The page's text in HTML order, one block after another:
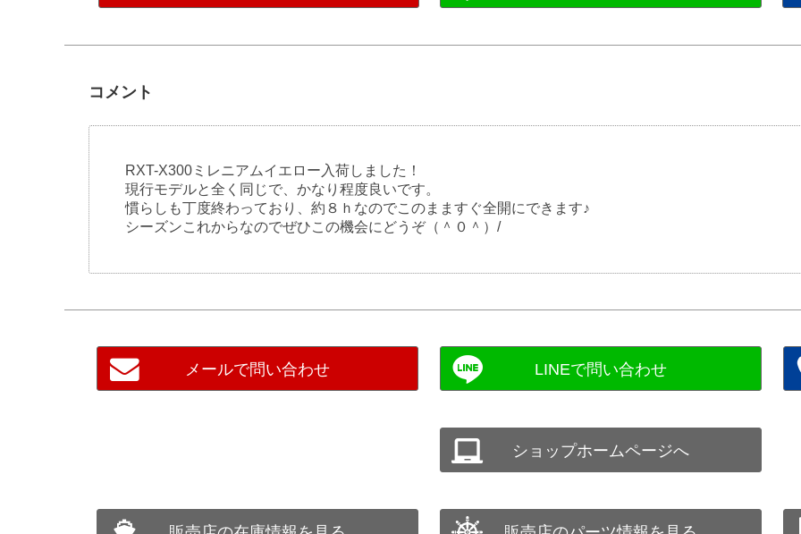
コメント
RXT-X300ミレニアムイエロー入荷しました！
現行モデルと全く同じで、かなり程度良いです。
慣らしも丁度終わっており、約８ｈなのでこのまますぐ全開にできます♪
シーズンこれからなのでぜひこの機会にどうぞ（＾０＾）/
メールで問い合わせ
ショップホームページへ